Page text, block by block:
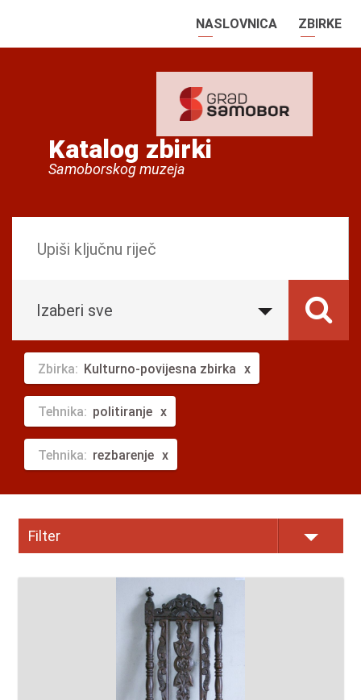
NASLOVNICA ZBIRKE
Katalog zbirki
Samoborskog muzeja
Izaberi sve
Zbirka: Kulturno-povijesna zbirka
Tehnika: politiranje
Tehnika: rezbarenje
Filter